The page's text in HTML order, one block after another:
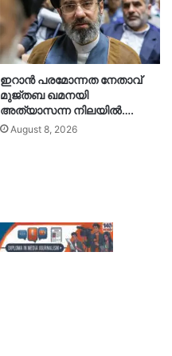
ഇറാൻ പരമോന്നത നേതാവ്
മുജ്തബ ഖമനയി
അത്യാസന്ന നിലയിൽ….
August 8, 2026